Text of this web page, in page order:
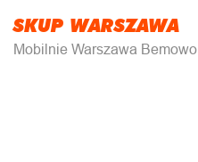
SKUP WARSZAWA
Mobilnie Warszawa Bemowo